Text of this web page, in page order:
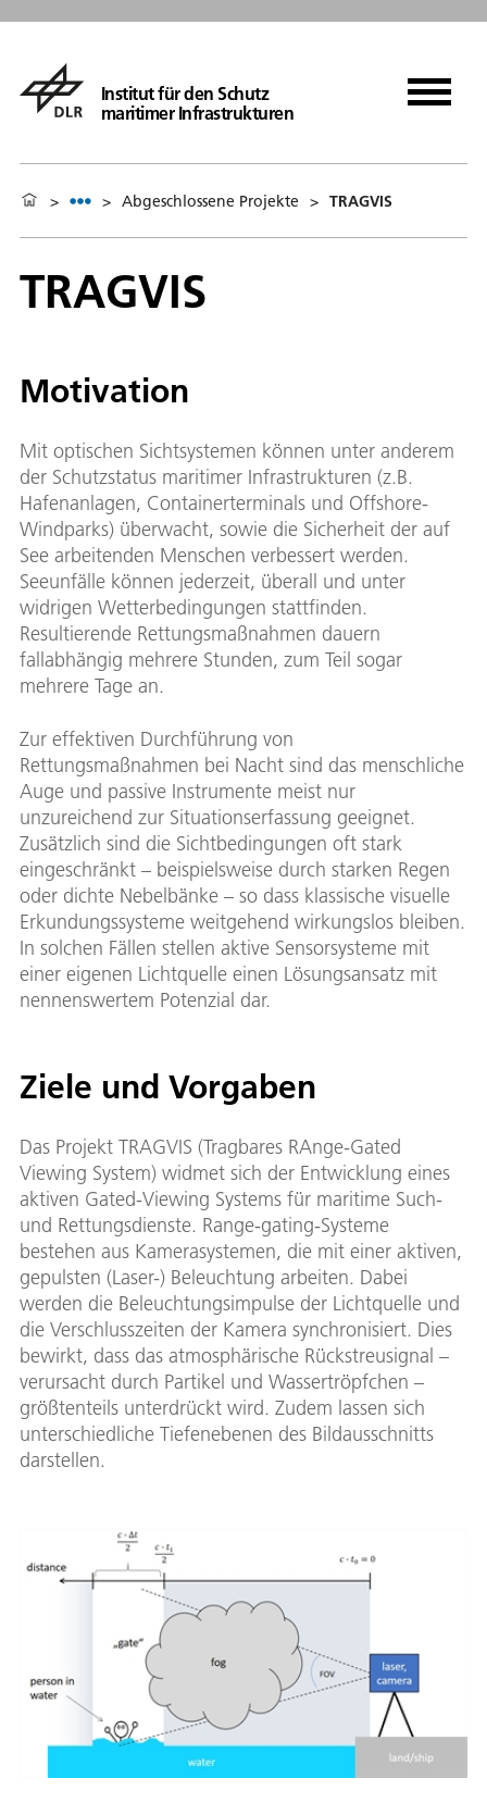
Institut für den Schutz
maritimer Infrastrukturen
> > Abgeschlossene Projekte > TRAGVIS
TRAGVIS
Motivation
Mit optischen Sichtsystemen können unter anderem
der Schutzstatus maritimer Infrastrukturen (z.B.
Hafenanlagen, Containerterminals und Offshore-
Windparks) überwacht, sowie die Sicherheit der auf
See arbeitenden Menschen verbessert werden.
Seeunfälle können jederzeit, überall und unter
widrigen Wetterbedingungen stattfinden.
Resultierende Rettungsmaßnahmen dauern
fallabhängig mehrere Stunden, zum Teil sogar
mehrere Tage an.
Zur effektiven Durchführung von
Rettungsmaßnahmen bei Nacht sind das menschliche
Auge und passive Instrumente meist nur
unzureichend zur Situationserfassung geeignet.
Zusätzlich sind die Sichtbedingungen oft stark
eingeschränkt – beispielsweise durch starken Regen
oder dichte Nebelbänke – so dass klassische visuelle
Erkundungssysteme weitgehend wirkungslos bleiben.
In solchen Fällen stellen aktive Sensorsysteme mit
einer eigenen Lichtquelle einen Lösungsansatz mit
nennenswertem Potenzial dar.
Ziele und Vorgaben
Das Projekt TRAGVIS (Tragbares RAnge-Gated
Viewing System) widmet sich der Entwicklung eines
aktiven Gated-Viewing Systems für maritime Such-
und Rettungsdienste. Range-gating-Systeme
bestehen aus Kamerasystemen, die mit einer aktiven,
gepulsten (Laser-) Beleuchtung arbeiten. Dabei
werden die Beleuchtungsimpulse der Lichtquelle und
die Verschlusszeiten der Kamera synchronisiert. Dies
bewirkt, dass das atmosphärische Rückstreusignal –
verursacht durch Partikel und Wassertröpfchen –
größtenteils unterdrückt wird. Zudem lassen sich
unterschiedliche Tiefenebenen des Bildausschnitts
darstellen.